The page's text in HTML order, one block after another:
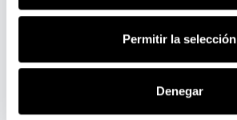
Permitir la selección
Denegar